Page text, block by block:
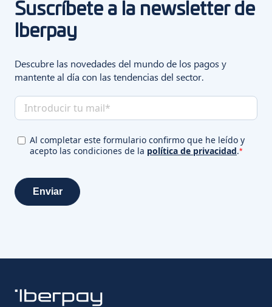
Suscríbete a la newsletter de
Iberpay
Descubre las novedades del mundo de los pagos y
mantente al día con las tendencias del sector.